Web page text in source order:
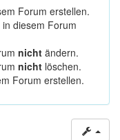
Forum erstellen.
diesem Forum
nicht ändern.
nicht löschen.
Forum erstellen.